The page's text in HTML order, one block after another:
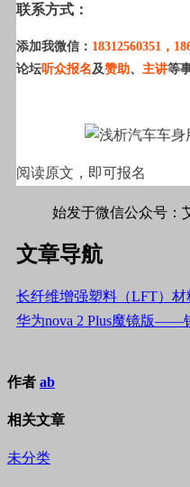
联系方式：
添加我微信： 18312560351 ，
论坛听众报名及赞助、 主讲等
阅读原文，即可报名
始发于微信公众号：
文章导航
长纤维增强塑料（LFT）
华为nova 2 Plus魔镜版——
作者 ab
相关文章
未分类